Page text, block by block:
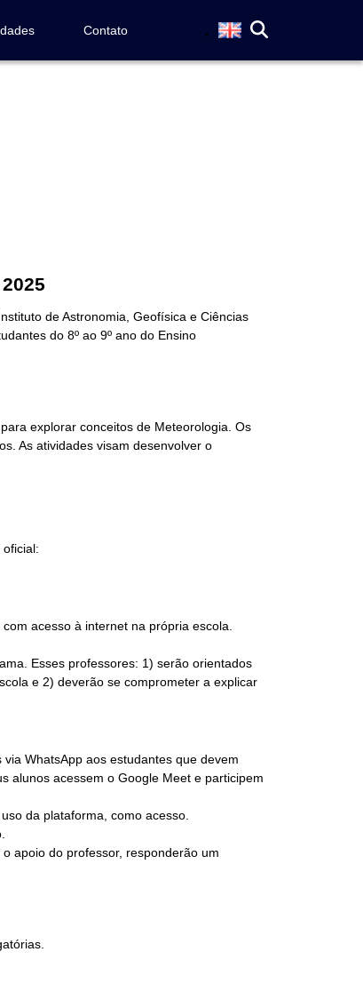
Contato
de Astronomia, Geofísica e Ciências
do 8º ao 9º ano do Ensino
explorar conceitos de Meteorologia. Os
As atividades visam desenvolver o
acesso à internet na própria escola.
Esses professores: 1) serão orientados
e 2) deverão se comprometer a explicar
WhatsApp aos estudantes que devem
alunos acessem o Google Meet e participem
da plataforma, como acesso.
apoio do professor, responderão um